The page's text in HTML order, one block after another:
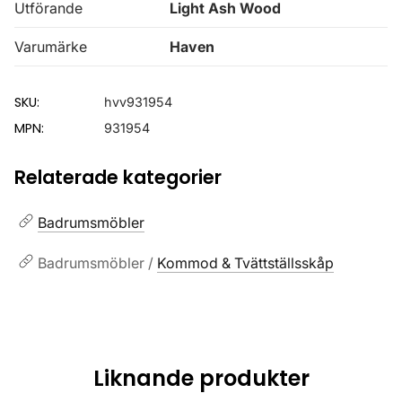
Utförande Light Ash Wood
Varumärke Haven
SKU: hvv931954
MPN: 931954
Relaterade kategorier
Badrumsmöbler
Badrumsmöbler / Kommod & Tvättställsskåp
Liknande produkter